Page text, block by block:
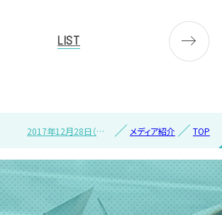
LIST
TOP
メディア紹介
2017年12月28日（木）